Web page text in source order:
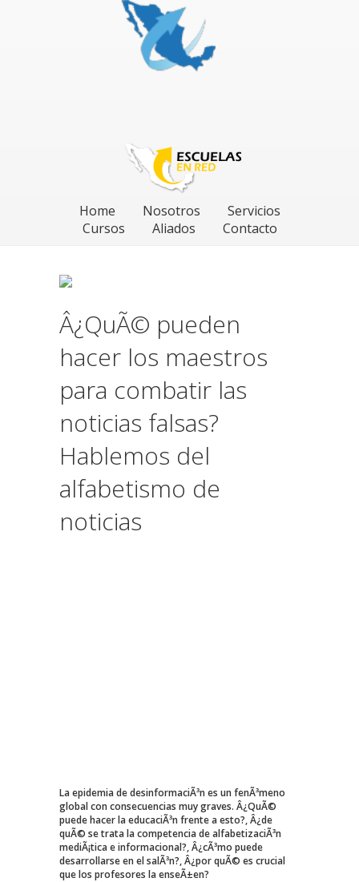
Home Nosotros
Servicios
Cursos
Aliados Contacto
Â¿QuÃ© pueden
hacer los maestros
para combatir las
noticias falsas?
Hablemos del
alfabetismo de
noticias
La epidemia de desinformaciÃ³n es un fenÃ³meno
global con consecuencias muy graves. Â¿QuÃ©
puede hacer la educaciÃ³n frente a esto?, Â¿de
quÃ© se trata la competencia de alfabetizaciÃ³n
mediÃ¡tica e informacional?, Â¿cÃ³mo puede
desarrollarse en el salÃ³n?, Â¿por quÃ© es crucial
que los profesores la enseÃ±en?